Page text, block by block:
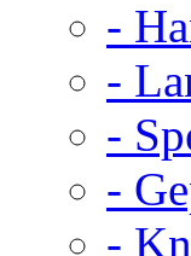
-
-
-
-
-